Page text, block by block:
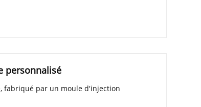
personnalisé
fabriqué par un moule d'injection